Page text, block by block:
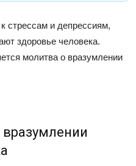
стрессам и депрессиям,
здоровье человека.
молитва о вразумлении